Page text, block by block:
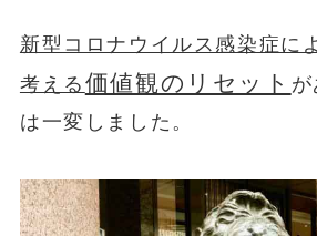
新型コロナウイルス感染症に
考える 価値観のリセット
は一変しました。